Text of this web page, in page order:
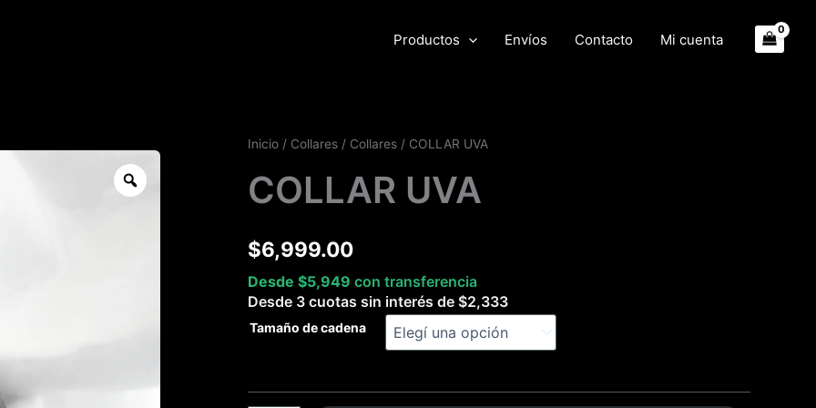
Productos Envíos Contacto Mi cuenta
Zoom
Inicio / Collares / Collares / COLLAR UVA
COLLAR UVA
$6,999.00
Desde $5,949 con transferencia
Desde 3 cuotas sin interés de $2,333
Tamaño de cadena
COLLAR
cantidad